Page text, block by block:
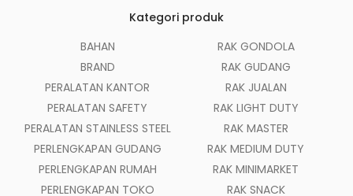
Kategori produk
BAHAN
BRAND
PERALATAN KANTOR
PERALATAN SAFETY
PERALATAN STAINLESS STEEL
PERLENGKAPAN GUDANG
PERLENGKAPAN RUMAH
PERLENGKAPAN TOKO
RAK GONDOLA
RAK GUDANG
RAK JUALAN
RAK LIGHT DUTY
RAK MASTER
RAK MEDIUM DUTY
RAK MINIMARKET
RAK SNACK